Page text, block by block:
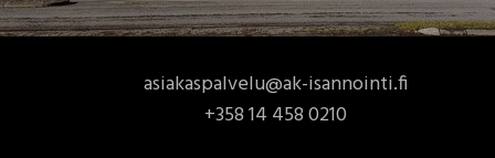
asiakaspalvelu@ak-isannointi.fi
+358 14 458 0210